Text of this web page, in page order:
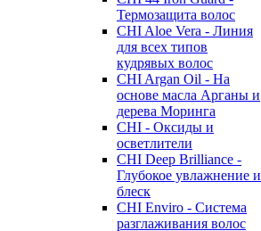
Термозащита волос
CHI Aloe Vera - Линия
для всех типов
кудрявых волос
CHI Argan Oil - На
основе масла Арганы и
дерева Моринга
CHI - Оксиды и
осветлители
CHI Deep Brilliance -
Глубокое увлажнение и
блеск
CHI Enviro - Система
разглаживания волос